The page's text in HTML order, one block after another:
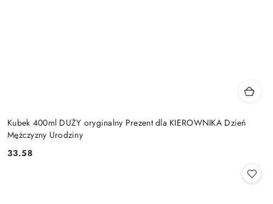
Kubek 400ml DUŻY oryginalny Prezent dla KIEROWNIKA Dzień
Mężczyzny Urodziny
Cena:
33.58